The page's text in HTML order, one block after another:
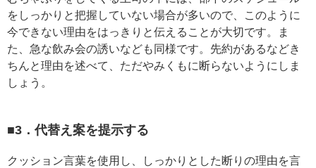
をしっかりと把握していない場合が多いので、このように
今できない理由をはっきりと伝えることが大切です。ま
た、急な飲み会の誘いなども同様です。先約があるなどき
ちんと理由を述べて、ただやみくもに断らないようにしま
しょう。
■3．代替え案を提示する
クッション言葉を使用し、しっかりとした断りの理由を言